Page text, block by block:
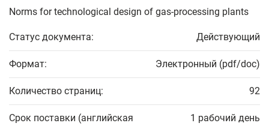
Norms for technological design of gas-processing plants
Статус документа: Действующий
Формат: Электронный (pdf/doc)
Количество страниц: 92
Срок поставки (английская
1 рабочий день